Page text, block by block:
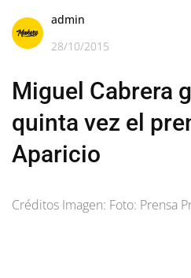
admin
28/10/2015
Miguel Cabrera
quinta vez el
Aparicio
Créditos Imagen: Foto: Prensa